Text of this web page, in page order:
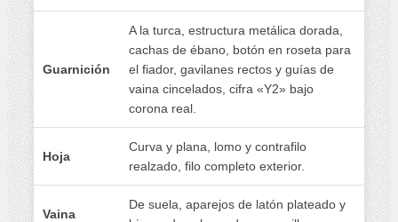
Guarnición
A la turca, estructura metálica dorada,
cachas de ébano, botón en roseta para
el fiador, gavilanes rectos y guías de
vaina cincelados, cifra «Y2» bajo
corona real.
Hoja
Curva y plana, lomo y contrafilo
realzado, filo completo exterior.
Vaina
De suela, aparejos de latón plateado y